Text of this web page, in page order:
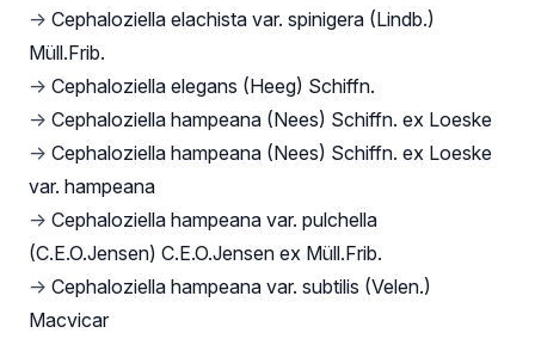
→ Cephaloziella elachista var. spinigera (Lindb.)
Müll.Frib.
→ Cephaloziella elegans (Heeg) Schiffn.
→ Cephaloziella hampeana (Nees) Schiffn. ex Loeske
→ Cephaloziella hampeana (Nees) Schiffn. ex Loeske
var. hampeana
→ Cephaloziella hampeana var. pulchella
(C.E.O.Jensen) C.E.O.Jensen ex Müll.Frib.
→ Cephaloziella hampeana var. subtilis (Velen.)
Macvicar